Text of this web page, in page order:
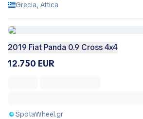
Grecia, Attica
2019 Fiat Panda 0.9 Cross 4x4
12.750 EUR
SpotaWheel.gr